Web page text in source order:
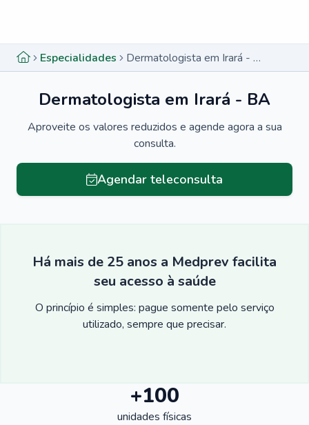
Especialidades Dermatologista em Irará - BA
Dermatologista em Irará - BA
Aproveite os valores reduzidos e agende agora a sua
consulta.
Agendar teleconsulta
Há mais de 25 anos a Medprev facilita
seu acesso à saúde
O princípio é simples: pague somente pelo serviço
utilizado, sempre que precisar.
+100
unidades físicas